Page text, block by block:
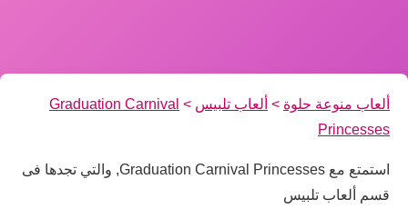
ألعاب منوعة حلوة > ألعاب تلبيس >
Graduation Carnival
Princesses
استمتع مع Graduation Carnival Princesses, والتي تجدها فى
قسم ألعاب تلبيس